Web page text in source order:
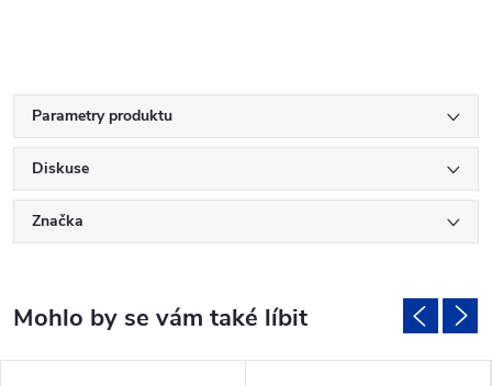
Parametry produktu
Diskuse
Značka